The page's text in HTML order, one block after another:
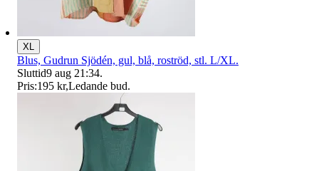
XL
Blus, Gudrun Sjödén, gul, blå, roströd, stl. L/XL.
Sluttid9 aug 21:34.
Pris:195 kr,Ledande bud.